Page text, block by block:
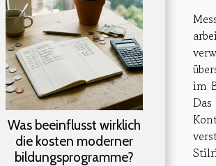
Was beeinflusst wirklich
die kosten moderner
bildungsprogramme?
im